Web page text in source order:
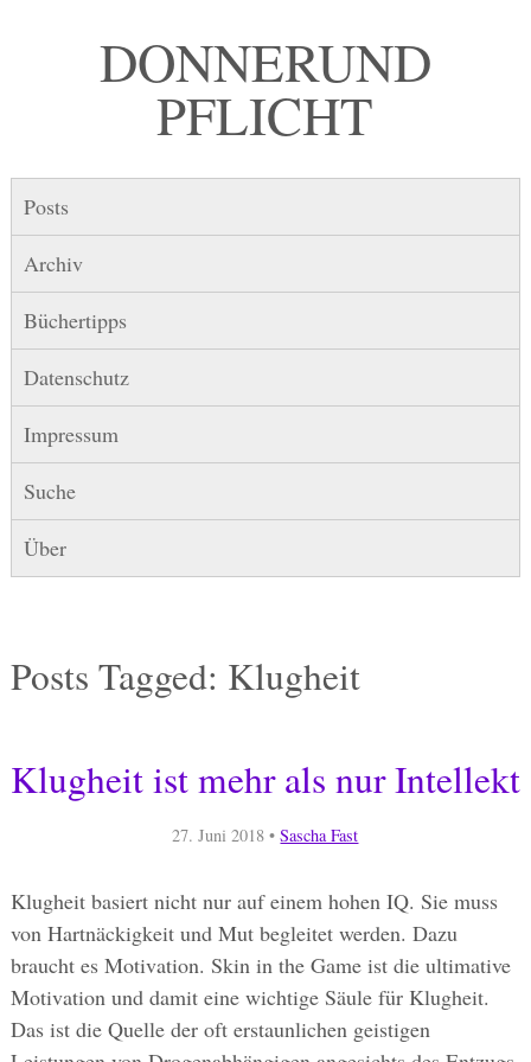
DONNER UND
PFLICHT
Posts
Archiv
Büchertipps
Datenschutz
Impressum
Suche
Über
Posts Tagged: Klugheit
Klugheit ist mehr als nur Intellekt
27. Juni 2018 •Sascha Fast
Klugheit basiert nicht nur auf einem hohen IQ. Sie muss
von Hartnäckigkeit und Mut begleitet werden. Dazu
braucht es Motivation. Skin in the Game ist die ultimative
Motivation und damit eine wichtige Säule für Klugheit.
Das ist die Quelle der oft erstaunlichen geistigen